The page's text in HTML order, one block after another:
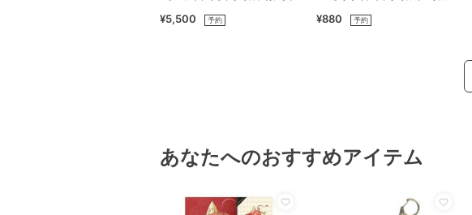
¥5,500 予約 ¥880 予約
あなたへのおすすめアイテム